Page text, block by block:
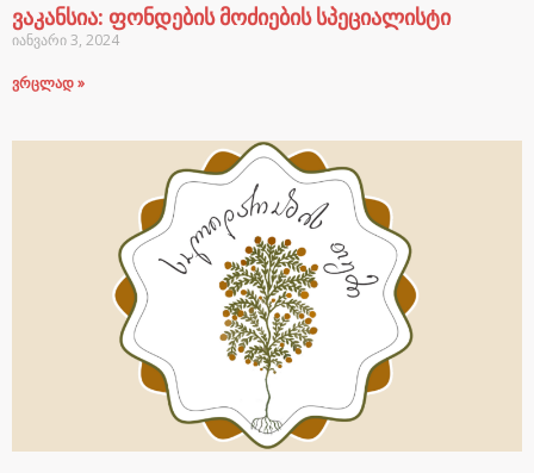
ვაკანსია: ფონდების მოძიების სპეციალისტი
იანვარი 3, 2024
ვრცლად »